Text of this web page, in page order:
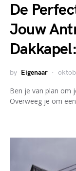
De
Jouw
by Eigenaar
Ben je van plan om
Overweeg je om